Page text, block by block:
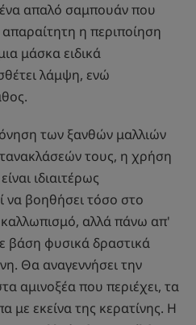
απαλό σαμπουάν που
απαραίτητη η περιποίηση
μάσκα ειδικά
λάμψη, ενώ
των ξανθών μαλλιών
τους, η χρήση
ιδιαιτέρως
να βοηθήσει τόσο στο
αλλά πάνω απ'
βάση φυσικά δραστικά
Θα αναγεννήσει την
αμινοξέα που περιέχει, τα
με εκείνα της κερατίνης. Η